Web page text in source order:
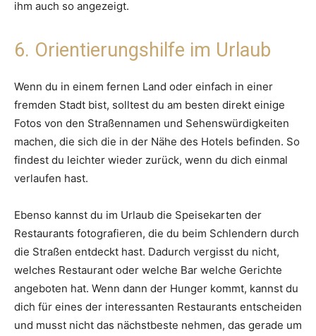
ihm auch so angezeigt.
6. Orientierungshilfe im Urlaub
Wenn du in einem fernen Land oder einfach in einer
fremden Stadt bist, solltest du am besten direkt einige
Fotos von den Straßennamen und Sehenswürdigkeiten
machen, die sich die in der Nähe des Hotels befinden. So
findest du leichter wieder zurück, wenn du dich einmal
verlaufen hast.
Ebenso kannst du im Urlaub die Speisekarten der
Restaurants fotografieren, die du beim Schlendern durch
die Straßen entdeckt hast. Dadurch vergisst du nicht,
welches Restaurant oder welche Bar welche Gerichte
angeboten hat. Wenn dann der Hunger kommt, kannst du
dich für eines der interessanten Restaurants entscheiden
und musst nicht das nächstbeste nehmen, das gerade um